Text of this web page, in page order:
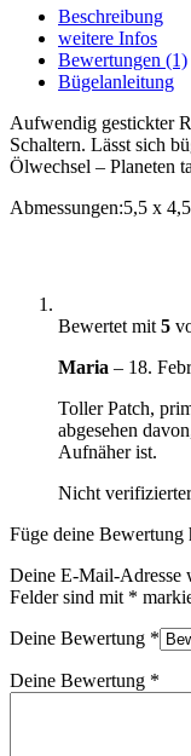
ROBOTER
Menge
Beschreibung
weitere Infos
Bewertungen (1)
Bügelanleitung
Aufwendig gestickter
Schaltern. Lässt sich
Ölwechsel – Planeten
Abmessungen:5,5 x
Bewertet mit 5
Maria – 18.
Toller Patch,
abgesehen
Aufnäher ist.
Nicht
Füge deine Bewertung
Deine E-Mail-Adresse
Felder sind mit *
Deine Bewertung *
Deine Bewertung *